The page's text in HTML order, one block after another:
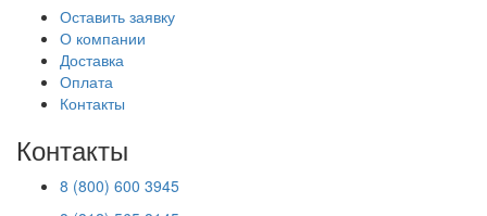
Оставить заявку
О компании
Доставка
Оплата
Контакты
Контакты
8 (800) 600 3945